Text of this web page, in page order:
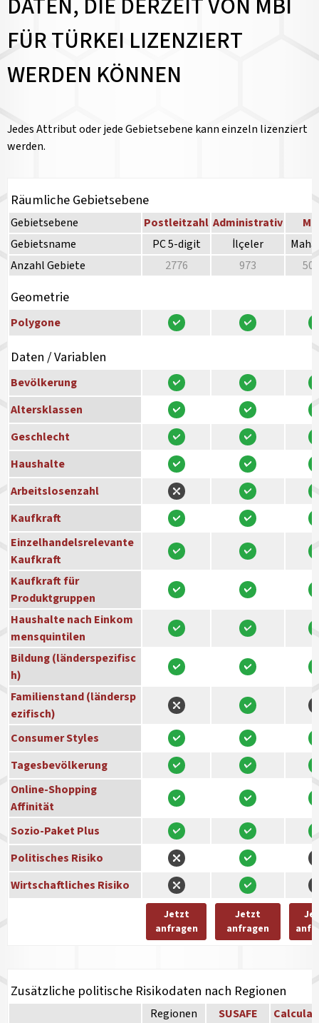
DATEN, DIE DERZEIT VON MBI
FÜR TÜRKEI LIZENZIERT
WERDEN KÖNNEN
Jedes Attribut oder jede Gebietsebene kann einzeln lizenziert
werden.
Räumliche Gebietsebene
Gebietsebene Postleitzahl Administrativ
Gebietsname
PC 5-digit İlçeler
Anzahl Gebiete
2776 973
Geometrie
Polygone
Daten / Variablen
Bevölkerung
Altersklassen
Geschlecht
Haushalte
Arbeitslosenzahl
Kaufkraft
Einzelhandelsrelevante
Kaufkraft
Kaufkraft für
Produktgruppen
Haushalte nach Einkom
mensquintilen
Bildung (länderspezifisc
h)
Familienstand (ländersp
ezifisch)
Consumer Styles
Tagesbevölkerung
Online-Shopping
Affinität
Sozio-Paket Plus
Politisches Risiko
Wirtschaftliches Risiko
Jetzt
anfragen
Jetzt
anfragen
Zusätzliche politische Risikodaten nach Regionen
Regionen SUSAFE